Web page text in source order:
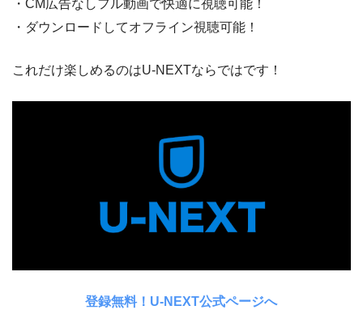
・CM広告なしフル動画で快適に視聴可能！
・ダウンロードしてオフライン視聴可能！
これだけ楽しめるのはU-NEXTならではです！
登録無料！U-NEXT公式ページへ